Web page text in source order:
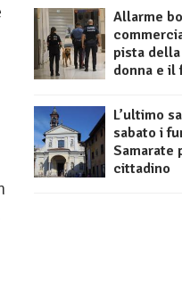
Allarme
pista
donna e il
L’ultimo
sabato i
Samarate
cittadino